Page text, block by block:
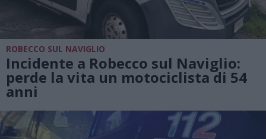
ROBECCO SUL NAVIGLIO
Incidente a Robecco sul Naviglio:
perde la vita un motociclista di 54
anni